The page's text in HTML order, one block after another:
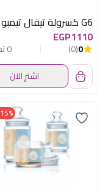
G6 كسرولة تيفال تيمبو 18
EGP1110
0
(0)
0 تم البيع
اشترِ الآن
15% خصم